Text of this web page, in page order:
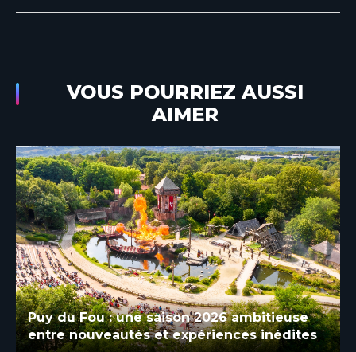
VOUS POURRIEZ AUSSI
AIMER
Puy du Fou : une saison 2026 ambitieuse
entre nouveautés et expériences inédites